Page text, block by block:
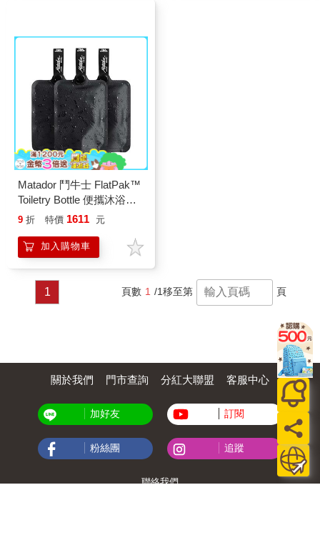
Matador 鬥牛士 FlatPak™
Toiletry Bottle 便攜沐浴旅
行分裝瓶－3入組
9 折 特價 1611 元
加入購物車
1 頁數 1 /1移至第 頁
關於我們 門市查詢 分紅大聯盟 客服中心
加好友 訂閱
粉絲團 追蹤
聯絡我們